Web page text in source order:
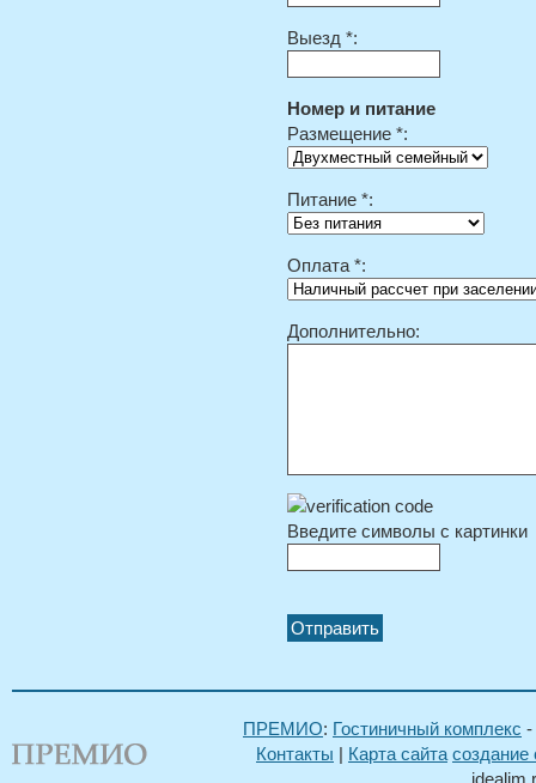
Выезд *:
Номер и питание
Размещение *:
Питание *:
Оплата *:
Дополнительно:
Введите символы с картинки
ПРЕМИО: Гостиничный комплекс -
Контакты | Карта сайта создание